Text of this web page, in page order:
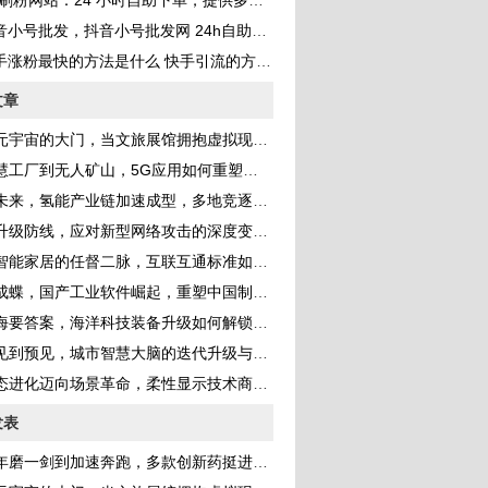
小号批发，抖音小号批发网 24h自助发卡？
粉最快的方法是什么 快手引流的方法是什么
章
的大门，当文旅展馆拥抱虚拟现实，我们该如何安放身与心？
厂到无人矿山，5G应用如何重塑中国工业的底层逻辑
，氢能产业链加速成型，多地竞逐万亿赛道新机遇
防线，应对新型网络攻击的深度变革与战略重构
家居的任督二脉，互联互通标准如何终结生态割据时代
，国产工业软件崛起，重塑中国制造自主筋骨
答案，海洋科技装备升级如何解锁蓝色宝库新可能
预见，城市智慧大脑的迭代升级与治理现代化跃迁
化迈向场景革命，柔性显示技术商业化落地正酣
表
剑到加速奔跑，多款创新药挺进临床，解码生物医药研发的中国速度